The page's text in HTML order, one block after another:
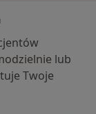
lub
Twoje